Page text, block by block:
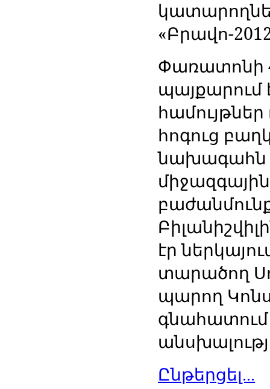
«Բրավո-
Փառատոնի
պայքարում
հոգուց
նախագահն
էր
տարածող
պարող
Ընթերցել...